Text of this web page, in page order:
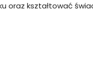
oraz kształtować